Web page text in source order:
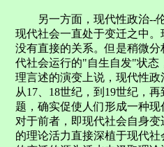
另一方面，现代性政治--伦
现代社会一直处于变迁之中
没有直接的关系。但是稍微
代社会运行的"自生自发"状态
理言述的演变上说，现代性
从17、18世纪，到19世纪，
题，确实促使人们形成一种
对于前者，即现代社会自身
的理论活力直接深植于现代